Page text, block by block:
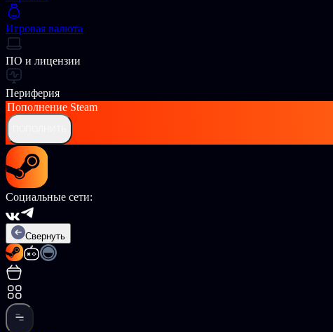
Игровая валюта
ПО и лицензии
Периферия
Пополнение Steam
Социальные сети:
Свернуть